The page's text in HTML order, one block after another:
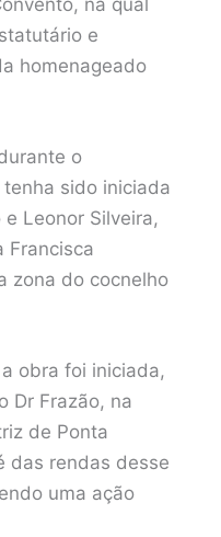
e
homenageado
o
sido iniciada
Leonor Silveira,
Francisca
zona do cocnelho
obra foi iniciada,
Dr Frazão, na
de Ponta
das rendas desse
uma ação